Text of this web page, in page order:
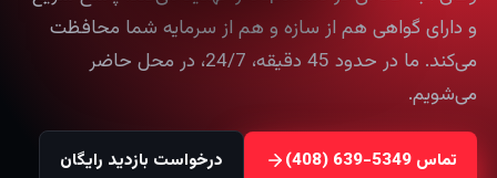
و دارای گواهی هم از سازه و هم از سرمایه شما محافظت
می‌کند. ما در حدود 45 دقیقه، 24/7، در محل حاضر
می‌شویم.
تماس ⁦(408) 639-5349⁩ درخواست بازدید رایگان